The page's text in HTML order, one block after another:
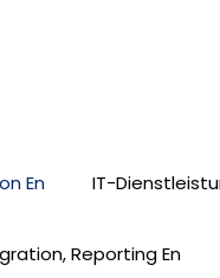
En IT-
Reporting En